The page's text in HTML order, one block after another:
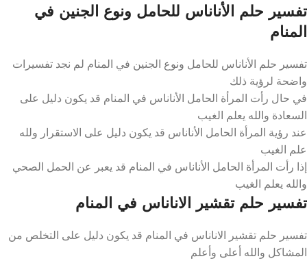
تفسير حلم الأناناس للحامل ونوع الجنين في
المنام
تفسير حلم الأناناس للحامل ونوع الجنين في المنام لم نجد تفسيرات
واضحة لرؤية ذلك
في حال رأت المرأة الحامل الأناناس في المنام قد يكون دليل على
السعادة والله يعلم الغيب
عند رؤية المرأة الحامل الأناناس قد يكون دليل على الاستقرار ولله
علم الغيب
إذا رأت المرأة الحامل الأناناس في المنام قد يعبر عن الحمل الصحي
والله يعلم الغيب
تفسير حلم تقشير الاناناس في المنام
تفسير حلم تقشير الاناناس في المنام قد يكون دليل على التخلص من
المشاكل والله أعلى وأعلم